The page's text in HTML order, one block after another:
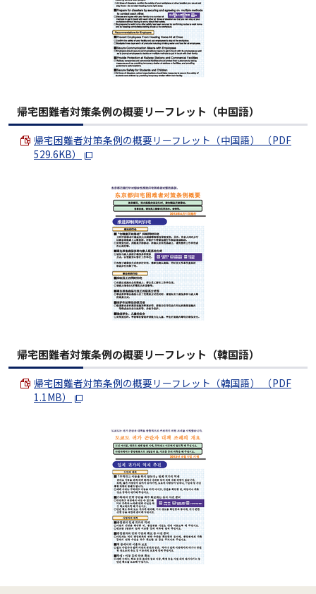
帰宅困難者対策条例の概要リーフレット（中国語）
帰宅困難者対策条例の概要リーフレット（中国語） （PDF
529.6KB）
帰宅困難者対策条例の概要リーフレット（韓国語）
帰宅困難者対策条例の概要リーフレット（韓国語） （PDF
1.1MB）